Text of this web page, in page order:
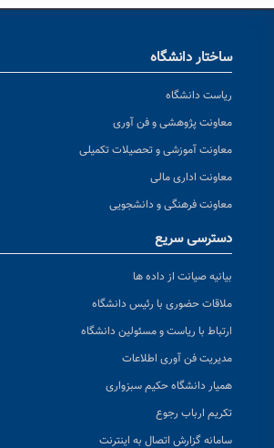
ساختار دانشگاه
ریاست دانشگاه
معاونت پژوهشی و فن آوری
معاونت آموزشی و تحصیلات تکمیلی
معاونت اداری مالی
معاونت فرهنگی و دانشجویی
دسترسی سریع
بیانیه صیانت از داده ها
ملاقات حضوری با رئیس دانشگاه
ارتباط با ریاست و مسئولین دانشگاه
مدیریت فن آوری اطلاعات
همیار دانشگاه حکیم سبزواری
تکریم ارباب رجوع
سامانه گزارش اتصال به اینترنت